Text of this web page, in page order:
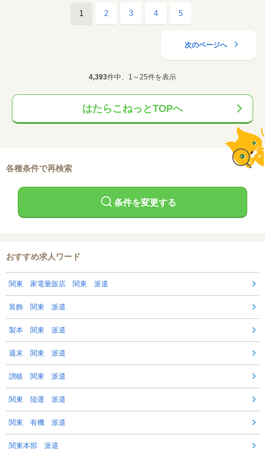
1 2 3 4 5
次のページへ
4,393件中、1～25件を表示
はたらこねっとTOPへ
各種条件で再検索
条件を変更する
おすすめ求人ワード
関東 家電量販店 関東 派遣
装飾 関東 派遣
製本 関東 派遣
週末 関東 派遣
讃岐 関東 派遣
関東 陸運 派遣
関東 有機 派遣
関東本部 派遣